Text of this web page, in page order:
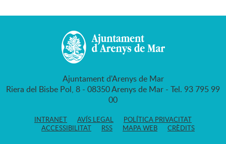
Ajuntament d'Arenys de Mar
Riera del Bisbe Pol, 8 - 08350 Arenys de Mar - Tel. 93 795 99
00
INTRANET AVÍS LEGAL
POLÍTICA PRIVACITAT
ACCESSIBILITAT
RSS MAPA WEB CRÈDITS